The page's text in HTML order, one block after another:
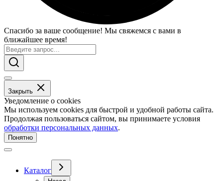
Спасибо за ваше сообщение! Мы свяжемся с вами в
ближайшее время!
Закрыть
Уведомление о cookies
Мы используем cookies для быстрой и удобной работы сайта.
Продолжая пользоваться сайтом, вы принимаете условия
обработки персональных данных.
Понятно
Каталог